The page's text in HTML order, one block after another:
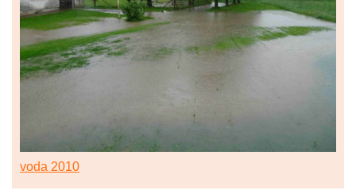
voda 2010